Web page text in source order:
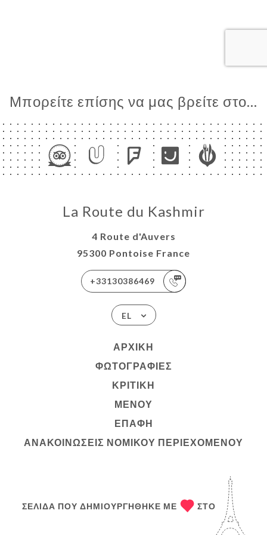
Μπορείτε επίσης να μας βρείτε στο...
La Route du Kashmir
4 Route d'Auvers
95300 Pontoise France
+33130386469
EL
ΑΡΧΙΚΉ
ΦΩΤΟΓΡΑΦΊΕΣ
ΚΡΙΤΙΚΉ
ΜΕΝΟΎ
ΕΠΑΦΉ
ΑΝΑΚΟΙΝΏΣΕΙΣ ΝΟΜΙΚΟΎ ΠΕΡΙΕΧΟΜΈΝΟΥ
ΣΕΛΊΔΑ ΠΟΥ ΔΗΜΙΟΥΡΓΉΘΗΚΕ ΜΕ ΣΤΟ